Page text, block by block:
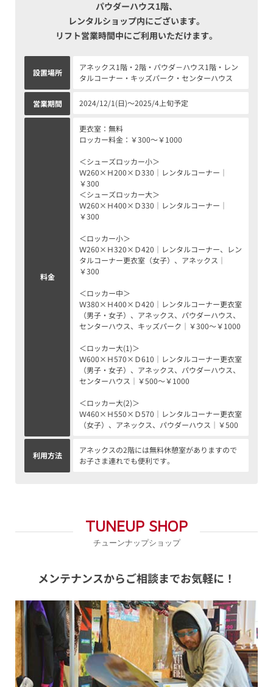
パウダーハウス1階、
レンタルショップ内にございます。
リフト営業時間中にご利用いただけます。
設置場所
アネックス1階・2階・パウダ－ハウス1階・レン
タルコーナー・キッズパーク・センターハウス
営業期間 2024/12/1(日)～2025/4上旬予定
料金
更衣室：無料
ロッカー料金：￥300～￥1000
＜シューズロッカー小＞
Ｗ260×Ｈ200×Ｄ330｜レンタルコーナー｜
￥300
＜シューズロッカー大＞
Ｗ260×Ｈ400×Ｄ330｜レンタルコーナー｜
￥300
＜ロッカー小＞
Ｗ260×Ｈ320×Ｄ420｜レンタルコーナー、レン
タルコーナー更衣室（女子）、アネックス｜
￥300
＜ロッカー中＞
Ｗ380×Ｈ400×Ｄ420｜レンタルコーナー更衣室
（男子・女子）、アネックス、パウダーハウス、
センターハウス、キッズパーク｜￥300～￥1000
＜ロッカー大(1)＞
Ｗ600×Ｈ570×Ｄ610｜レンタルコーナー更衣室
（男子・女子）、アネックス、パウダーハウス、
センターハウス｜￥500～￥1000
＜ロッカー大(2)＞
Ｗ460×Ｈ550×Ｄ570｜レンタルコーナー更衣室
（女子）、アネックス、パウダーハウス｜￥500
利用方法
アネックスの2階には無料休憩室がありますので
お子さま連れでも便利です。
TUNEUP SHOP
チューンナップショップ
メンテナンスからご相談までお気軽に！